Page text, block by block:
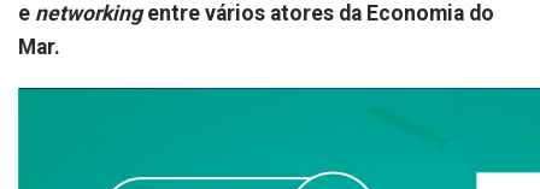
e networkingentre vários atores da Economia do
Mar.